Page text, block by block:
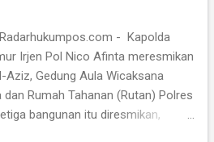
bahwa terkait patroli laut ini
untuk mengantisipasi
pelanggaran yang ada di wilayah
Probolinggo. “Ini bentuk
pelanggaran yang ada di perairan
- Kapolda
Irjen Pol Nico Afinta meresmikan
Aziz, Gedung Aula Wicaksana
dan Rumah Tahanan (Rutan) Polres
bangunan itu diresmikan,